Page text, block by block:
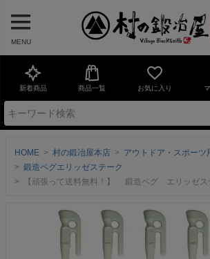
MENU
新着商品 商品一覧 お気に入り
HOME 村の鍛冶屋本店 アウトドア・スポーツ
鍛造ペグエリッゼステーク
【頑張って送料無料！】 鍛造ペグ エリッゼステーク28cm 5本セット MK-280WH×5本 粉体塗装 ホワイト 白色 フォージドステークス インナーテントやレ